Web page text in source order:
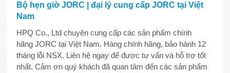
Bộ hẹn giờ JORC | đại lý cung cấp JORC tại Việt
Nam
HPQ Co., Ltd chuyên cung cấp các sản phẩm chính
hãng JORC tại Việt Nam. Hàng chính hãng, bảo hành 12
tháng lỗi NSX. Liên hệ ngay để được tư vấn và hỗ trợ tốt
nhất. Cảm ơn quý khách đã quan tâm đến các sản phẩm